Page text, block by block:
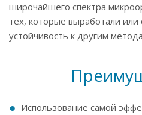
широчайшего спектра
тех, которые выработали
устойчивость к другим
Использование самой